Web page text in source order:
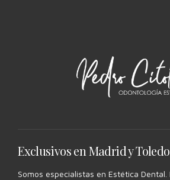
Exclusivos en Madrid y Toledo
Somos especialistas en Estética Dental.